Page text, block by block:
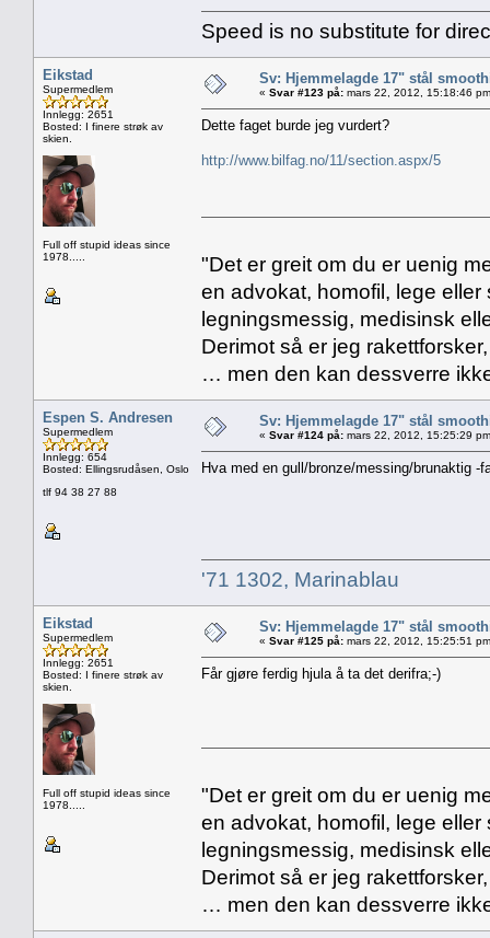
Speed is no substitute for
Eikstad
Supermedlem
Innlegg: 2651
Bosted: I finere strøk av
skien.
Full off stupid ideas since
1978.....
Sv: Hjemmelagde 17" stål
« Svar #123 på: mars 22, 2012, 15:18:46
Dette faget burde jeg vurdert?
http://www.bilfag.no/11/section.aspx/5
"Det er greit om du er uenig
en advokat, homofil, lege
legningsmessig, medisinsk
Derimot så er jeg
… men den kan dessverre
Espen S. Andresen
Supermedlem
Innlegg: 654
Bosted: Ellingsrudåsen, Oslo
tlf 94 38 27 88
Sv: Hjemmelagde 17" stål
« Svar #124 på: mars 22, 2012, 15:25:29
Hva med en gull/bronze/messing/brunaktig
'71 1302, Marinablau
Eikstad
Supermedlem
Innlegg: 2651
Bosted: I finere strøk av
skien.
Full off stupid ideas since
1978.....
Sv: Hjemmelagde 17" stål
« Svar #125 på: mars 22, 2012, 15:25:51
Får gjøre ferdig hjula å ta det derifra;-)
"Det er greit om du er uenig
en advokat, homofil, lege
legningsmessig, medisinsk
Derimot så er jeg
… men den kan dessverre